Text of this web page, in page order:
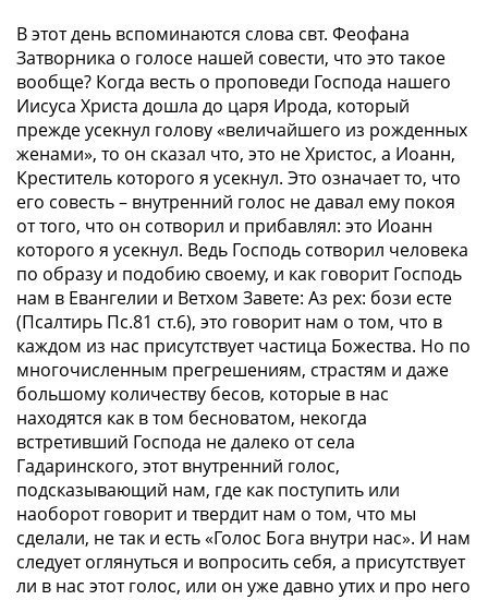
В этот день вспоминаются слова свт. Феофана
Затворника о голосе нашей совести, что это такое
вообще? Когда весть о проповеди Господа нашего
Иисуса Христа дошла до царя Ирода, который
прежде усекнул голову «величайшего из рожденных
женами», то он сказал что, это не Христос, а Иоанн,
Креститель которого я усекнул. Это означает то, что
его совесть – внутренний голос не давал ему покоя
от того, что он сотворил и прибавлял: это Иоанн
которого я усекнул. Ведь Господь сотворил человека
по образу и подобию своему, и как говорит Господь
нам в Евангелии и Ветхом Завете: Аз рех: бози есте
(Псалтирь Пс.81 ст.6), это говорит нам о том, что в
каждом из нас присутствует частица Божества. Но по
многочисленным прегрешениям, страстям и даже
большому количеству бесов, которые в нас
находятся как в том бесноватом, некогда
встретивший Господа не далеко от села
Гадаринского, этот внутренний голос,
подсказывающий нам, где как поступить или
наоборот говорит и твердит нам о том, что мы
сделали, не так и есть «Голос Бога внутри нас». И нам
следует оглянуться и вопросить себя, а присутствует
ли в нас этот голос, или он уже давно утих и про него